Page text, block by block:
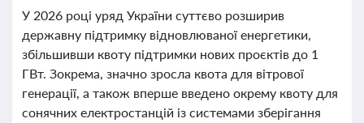
У 2026 році уряд України суттєво розширив
державну підтримку відновлюваної енергетики,
збільшивши квоту підтримки нових проєктів до 1
ГВт. Зокрема, значно зросла квота для вітрової
генерації, а також вперше введено окрему квоту для
сонячних електростанцій із системами зберігання